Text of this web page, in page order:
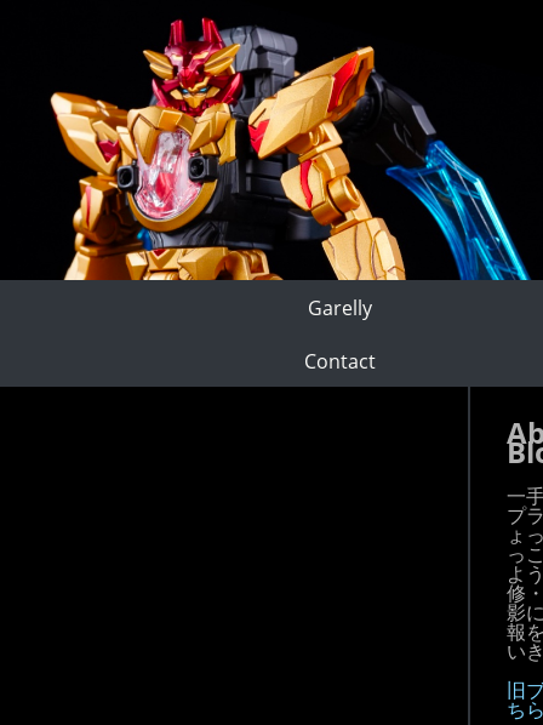
Garelly
Contact
一
プ
ょ
っ
よ
修
影
報
い
旧
ち